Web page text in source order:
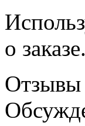
о заказе.
Отзывы